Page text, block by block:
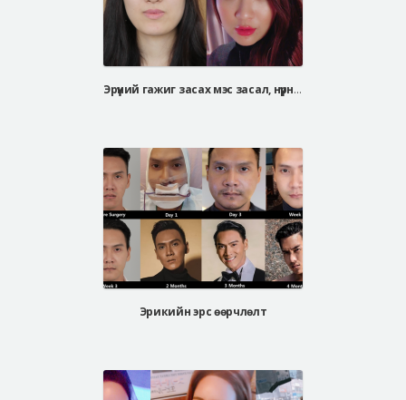
Эрүүний гажиг засах мэс засал, нүүрний хэлбэр засах мэс засал
Эрикийн эрс өөрчлөлт